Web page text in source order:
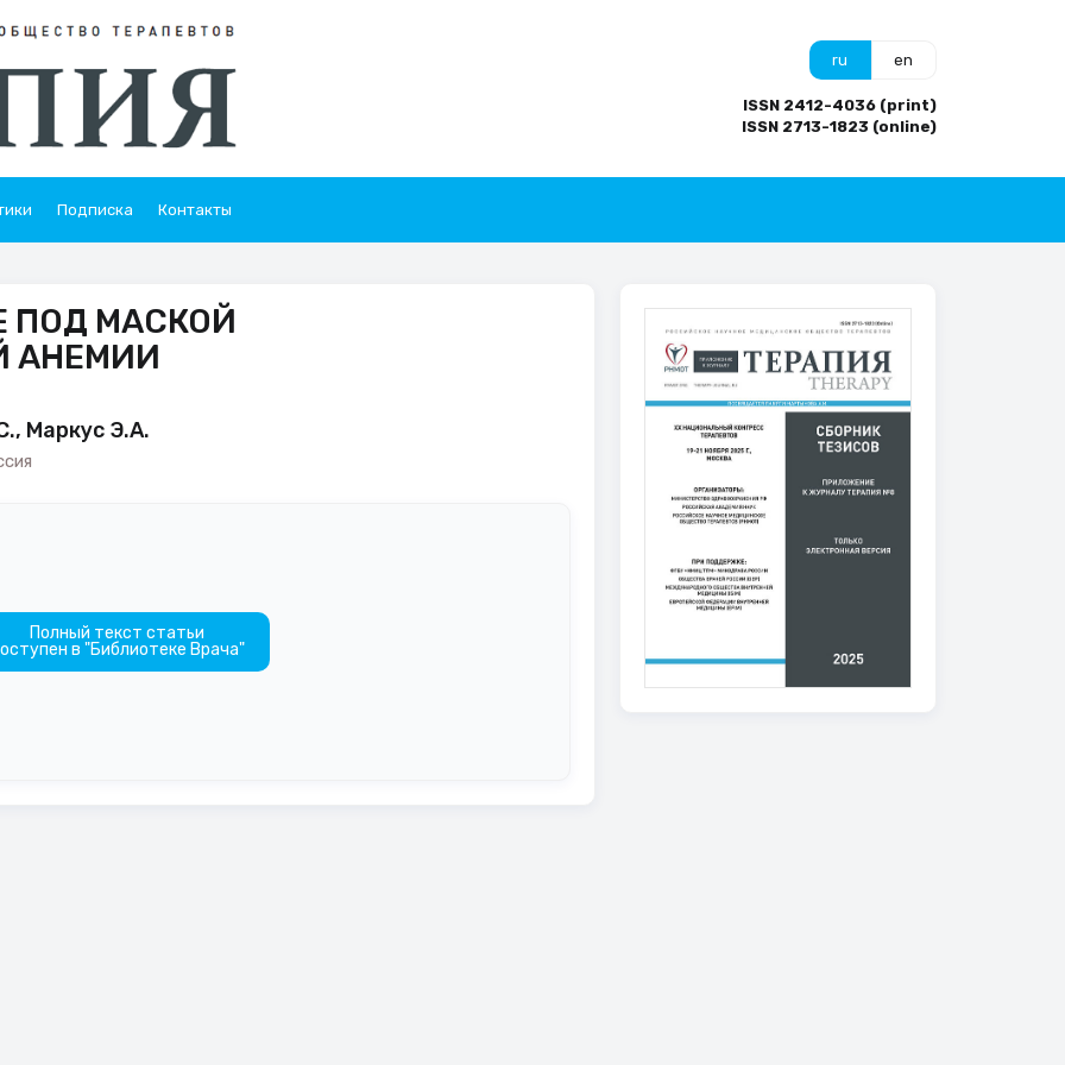
ru en
ISSN 2412-4036 (print)
ISSN 2713-1823 (online)
Подписка Контакты
ПОД МАСКОЙ
АНЕМИИ
Маркус Э.А.
Полный текст статьи
в "Библиотеке Врача"